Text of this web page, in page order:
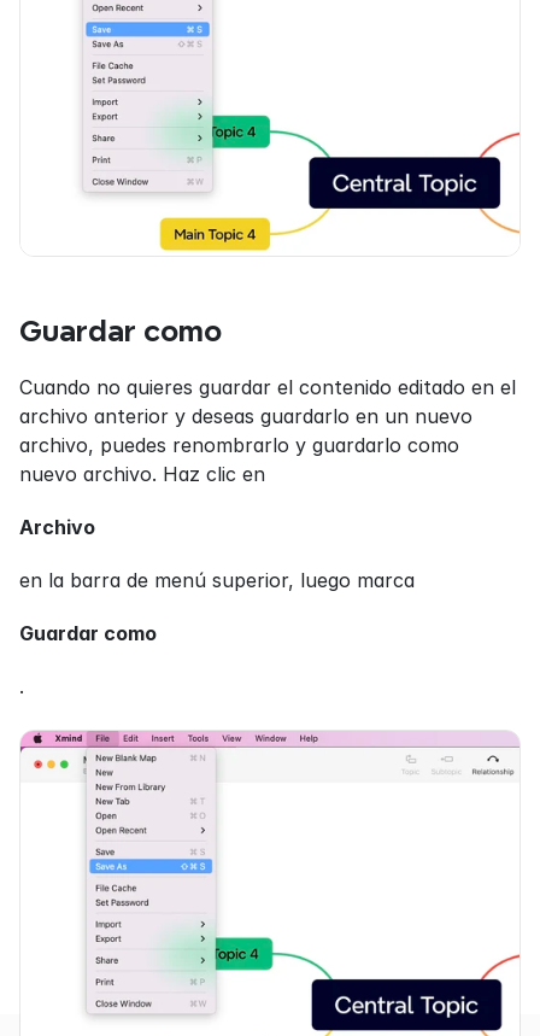
Guardar como
Cuando no quieres guardar el contenido editado en el
archivo anterior y deseas guardarlo en un nuevo
archivo, puedes renombrarlo y guardarlo como
nuevo archivo. Haz clic en
Archivo
en la barra de menú superior, luego marca
Guardar como
.